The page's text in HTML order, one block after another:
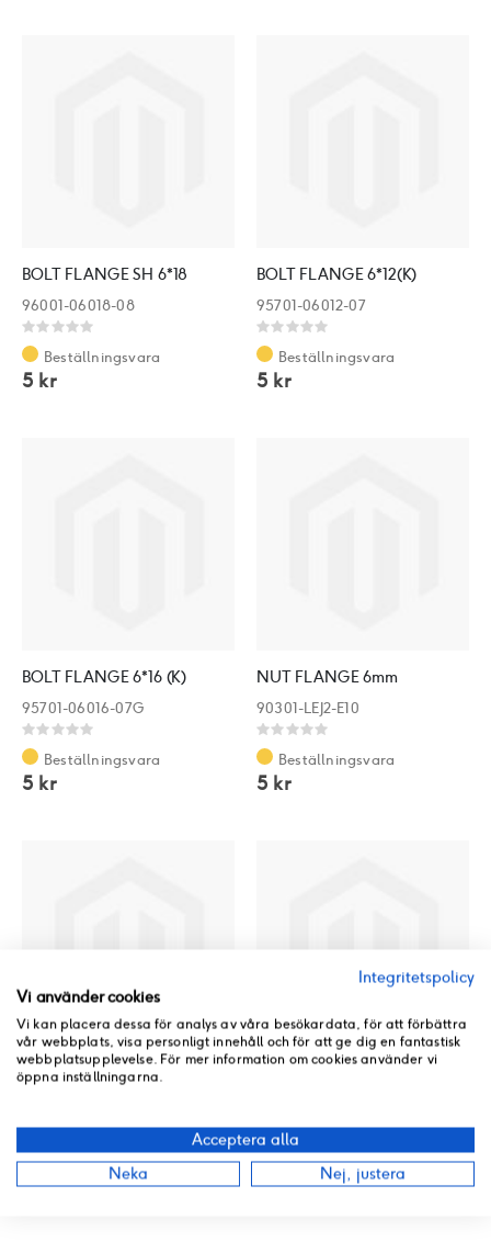
BOLT FLANGE SH 6*18
96001-06018-08
Rating:
0%
Beställningsvara
5 kr
BOLT FLANGE 6*12(K)
95701-06012-07
Rating:
0%
Beställningsvara
5 kr
BOLT FLANGE 6*16 (K)
95701-06016-07G
Rating:
0%
Beställningsvara
5 kr
NUT FLANGE 6mm
90301-LEJ2-E10
Rating:
0%
Beställningsvara
5 kr
BOLT WASHER 6*25 (K)
0%
Beställningsvara
5 kr
Rating:
0%
Beställningsvara
6 kr
Integritetspolicy
Vi använder cookies
Vi kan placera dessa för analys av våra besökardata, för att förbättra
vår webbplats, visa personligt innehåll och för att ge dig en fantastisk
webbplatsupplevelse. För mer information om cookies använder vi
öppna inställningarna.
Acceptera alla
Neka
Nej, justera